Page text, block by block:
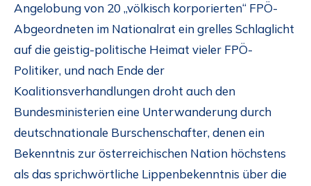
Angelobung von 20 „völkisch korporierten“ FPÖ-
Abgeordneten im Nationalrat ein grelles Schlaglicht
auf die geistig-politische Heimat vieler FPÖ-
Politiker, und nach Ende der
Koalitionsverhandlungen droht auch den
Bundesministerien eine Unterwanderung durch
deutschnationale Burschenschafter, denen ein
Bekenntnis zur österreichischen Nation höchstens
als das sprichwörtliche Lippenbekenntnis über die